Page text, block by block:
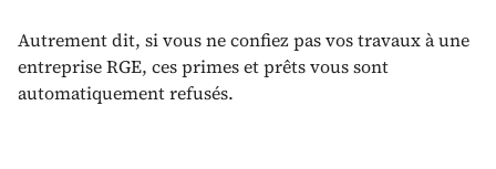
Autrement dit, si vous ne confiez pas vos travaux à une
entreprise RGE, ces primes et prêts vous sont
automatiquement refusés.